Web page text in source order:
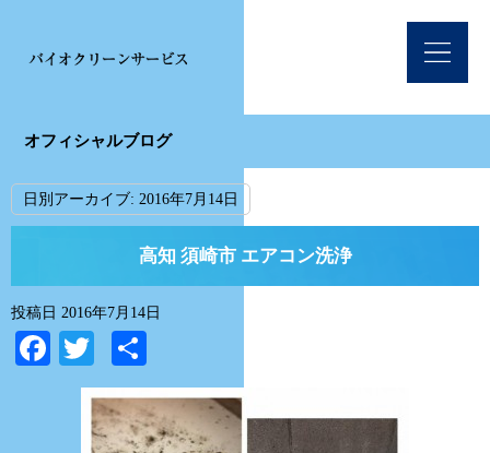
オフィシャルブログ
日別アーカイブ: 2016年7月14日
高知 須崎市 エアコン洗浄
投稿日 2016年7月14日
Facebook
Twitter
有